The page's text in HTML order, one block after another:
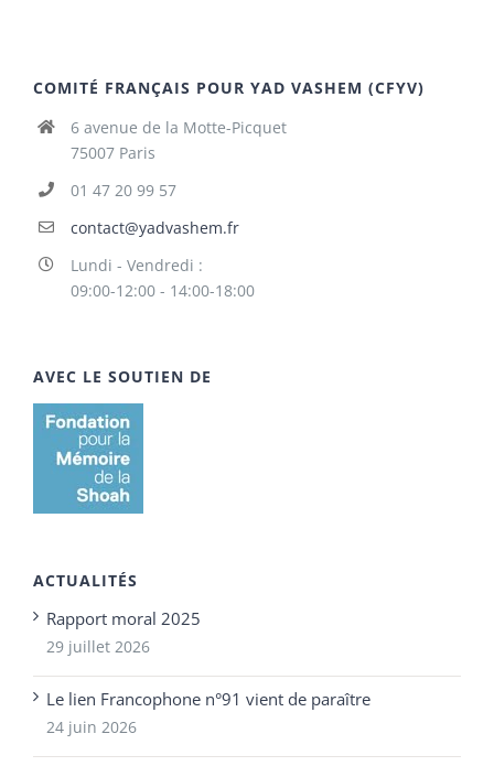
COMITÉ FRANÇAIS POUR YAD VASHEM (CFYV)
6 avenue de la Motte-Picquet
75007 Paris
01 47 20 99 57
contact@yadvashem.fr
Lundi - Vendredi :
09:00-12:00 - 14:00-18:00
AVEC LE SOUTIEN DE
ACTUALITÉS
Rapport moral 2025
29 juillet 2026
Le lien Francophone n°91 vient de paraître
24 juin 2026